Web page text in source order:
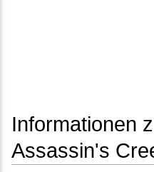
Informationen
Assassin's